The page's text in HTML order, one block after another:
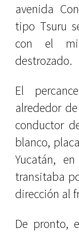
avenida
tipo Tsuru
con el
destrozado.
El
alrededor
conductor
blanco,
Yucatán,
transitaba
dirección al
De pronto,